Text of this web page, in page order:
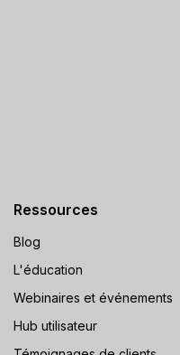
Ressources
Blog
L'éducation
Webinaires et événements
Hub utilisateur